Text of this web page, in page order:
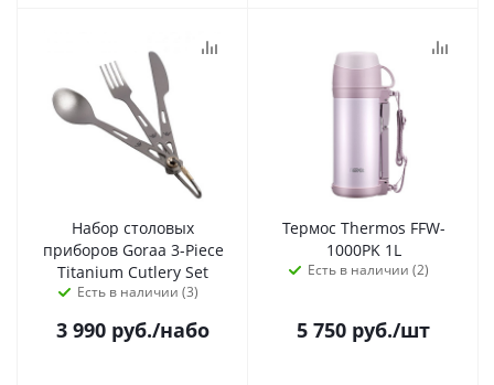
Набор столовых
приборов Goraa 3-Piece
Titanium Cutlery Set
Есть в наличии (3)
3 990 руб./набо
Термос Thermos FFW-
1000PK 1L
Есть в наличии (2)
5 750 руб./шт